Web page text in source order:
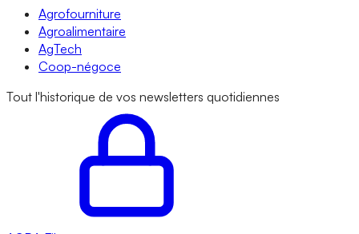
Agrofourniture
Agroalimentaire
AgTech
Coop-négoce
Tout l'historique de vos newsletters quotidiennes